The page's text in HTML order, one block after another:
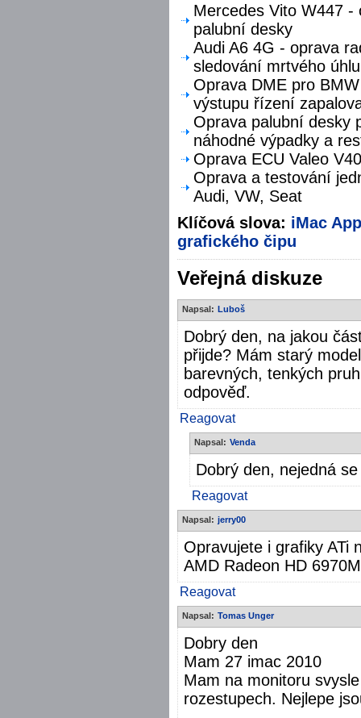
Mercedes Vito W447
palubní desky
Audi A6 4G - oprava
sledování mrtvého úhlu
Oprava DME pro
výstupu řízení
Oprava palubní desky
náhodné výpadky a
Oprava ECU Valeo
Oprava a testování
Audi, VW, Seat
Klíčová slova: iMac
grafického čipu
Veřejná diskuze
Napsal: Luboš
Dobrý den, na jakou
přijde? Mám starý
barevných, tenkých
odpověď.
Reagovat
Napsal: Venda
Dobrý den, nejedná
Reagovat
Napsal: jerry00
Opravujete i grafiky ATi
AMD Radeon HD
Reagovat
Napsal: Tomas Unger
Dobry den
Mam 27 imac 2010
Mam na monitoru
rozestupech. Nejlepe